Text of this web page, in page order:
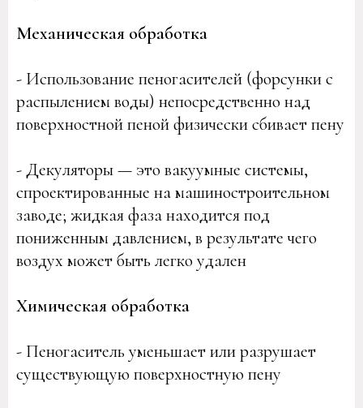
Механическая обработка
- Использование пеногасителей (форсунки с
распылением воды) непосредственно над
поверхностной пеной физически сбивает пену
- Декуляторы — это вакуумные системы,
спроектированные на машиностроительном
заводе; жидкая фаза находится под
пониженным давлением, в результате чего
воздух может быть легко удален
Химическая обработка
- Пеногаситель уменьшает или разрушает
существующую поверхностную пену